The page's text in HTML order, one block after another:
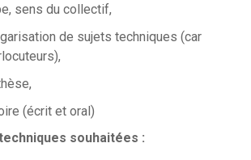
sens du collectif,
de sujets techniques (car
(écrit et oral)
souhaitées :